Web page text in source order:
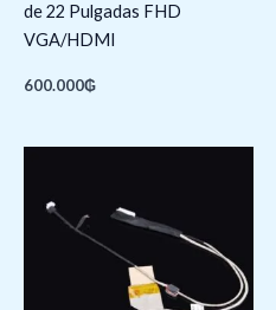
de 22 Pulgadas FHD
VGA/HDMI
600.000₲